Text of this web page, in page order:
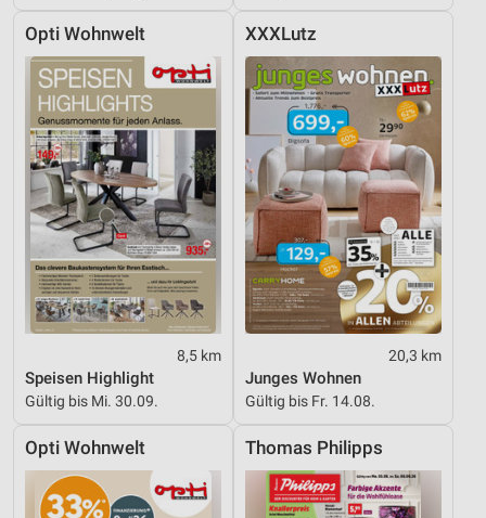
Opti Wohnwelt
8,5 km
Speisen Highlight
Gültig bis Mi. 30.09.
XXXLutz
20,3 km
Junges Wohnen
Gültig bis Fr. 14.08.
Opti Wohnwelt Thomas Philipps